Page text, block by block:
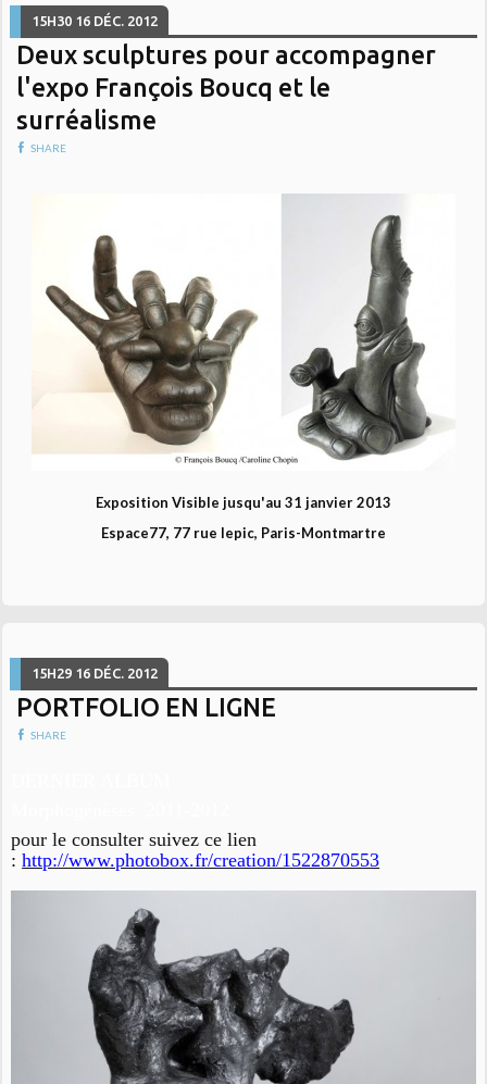
15H30 16 DÉC. 2012
Deux sculptures pour accompagner
l'expo François Boucq et le
surréalisme
SHARE
Exposition Visible jusqu'au 31 janvier 2013
Espace77, 77 rue lepic, Paris-Montmartre
15H29 16 DÉC. 2012
PORTFOLIO EN LIGNE
SHARE
pour le consulter suivez ce lien
:http://www.photobox.fr/creation/1522870553